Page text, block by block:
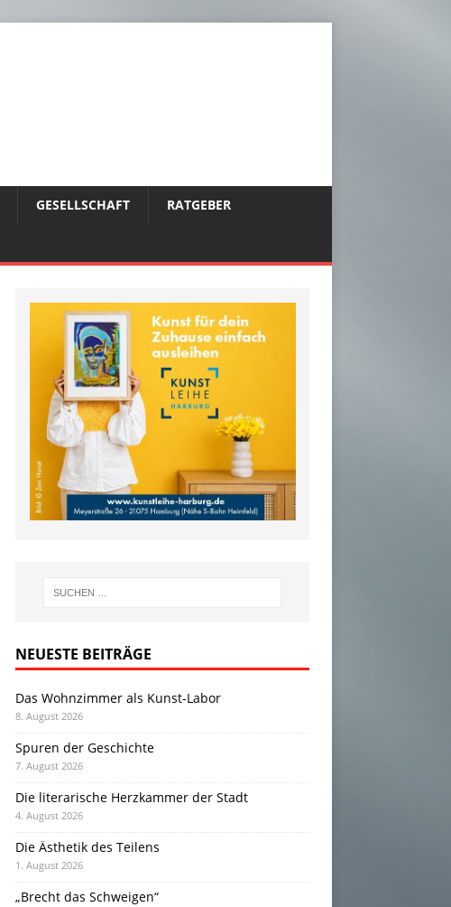
GESELLSCHAFT RATGEBER
NEUESTE BEITRÄGE
Das Wohnzimmer als Kunst-Labor
8. August 2026
Spuren der Geschichte
7. August 2026
Die literarische Herzkammer der Stadt
4. August 2026
Die Ästhetik des Teilens
1. August 2026
„Brecht das Schweigen“